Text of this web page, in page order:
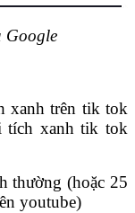
Google
xanh trên tik tok
tích xanh tik tok
thường (hoặc 25
youtube)